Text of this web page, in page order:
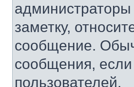
заметку,
сообщение.
сообщения, если
пользователей.